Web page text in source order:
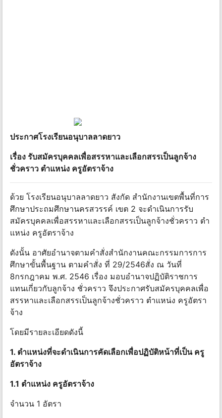
ประกาศโรงเรียนอนุบาลลาดยาว
เรื่อง รับสมัครบุคคลเพื่อสรรหาและเลือกสรรเป็นลูกจ้าง
ชั่วคราว ตําแหน่ง ครูอัตราจ้าง
ด้วย โรงเรียนอนุบาลลาดยาว สังกัด สํานักงานเขตพื้นที่การ
ศึกษาประถมศึกษานครสวรรค์ เขต 2 จะดําเนินการรับ
สมัครบุคคลเพื่อสรรหาและเลือกสรรเป็นลูกจ้างชั่วคราว ตํา
แหน่ง ครูอัตราจ้าง
ดังนั้น อาศัยอํานาจตามคําสั่งสํานักงานคณะกรรมการการ
ศึกษาขั้นพื้นฐาน ตามคําสั่ง ที่ 29/2546สั่ง ณ วันที่
8กรกฎาคม พ.ศ. 2546 เรื่อง มอบอํานาจปฏิบัติราชการ
แทนเกี่ยวกับลูกจ้าง ชั่วคราว จึงประกาศรับสมัครบุคคลเพื่อ
สรรหาและเลือกสรรเป็นลูกจ้างชั่วคราว ตําแหน่ง ครูอัตรา
จ้าง
โดยมีรายละเอียดดังนี้
1. ตําแหน่งที่จะดําเนินการคัดเลือกเพื่อปฏิบัติหน้าที่เป็น ครู
อัตราจ้าง
1.1 ตําแหน่ง ครูอัตราจ้าง
จํานวน 1 อัตรา